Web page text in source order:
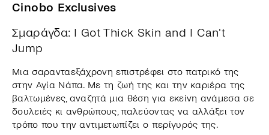
Cinobo Exclusives
Σμαράγδα: I Got Thick Skin and I Can't
Jump
Μια σαρανταεξάχρονη επιστρέφει στο πατρικό της
στην Αγία Νάπα. Με τη ζωή της και την καριέρα της
βαλτωμένες, αναζητά μια θέση για εκείνη ανάμεσα σε
δουλειές κι ανθρώπους, παλεύοντας να αλλάξει τον
τρόπο που την αντιμετωπίζει ο περίγυρός της.